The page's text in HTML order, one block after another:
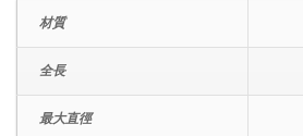
材質
全長
最大直徑